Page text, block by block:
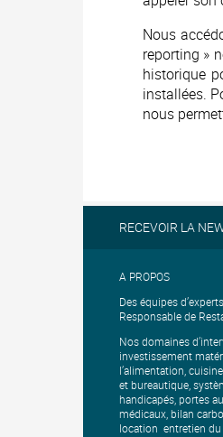
Nous
reporting »
historique
installées.
nous
RECEVOIR LA
A PROPOS
Des équipes
Responsable de
Nos domaines
investissement
l’alimentation,
et bureautique,
handicapés, portes
médicaux, bilan
location entretien du